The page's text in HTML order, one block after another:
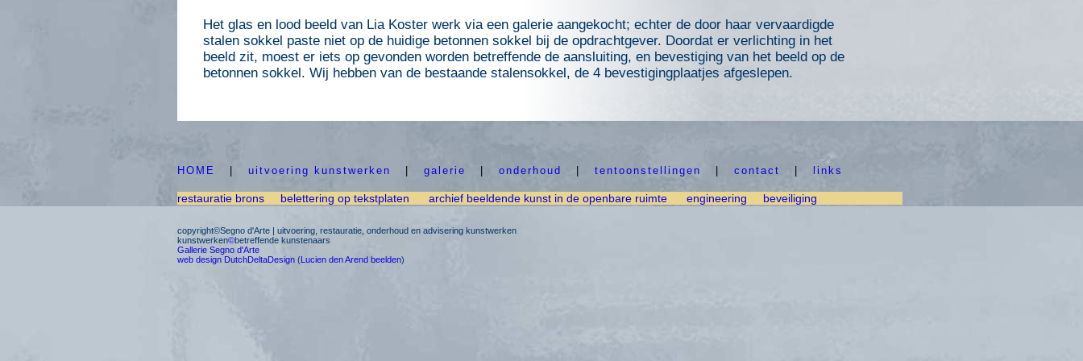
Het glas en lood beeld van Lia Koster werk via een galerie aangekocht; echter de door haar vervaardigde
stalen sokkel paste niet op de huidige betonnen sokkel bij de opdrachtgever. Doordat er verlichting in het
beeld zit, moest er iets op gevonden worden betreffende de aansluiting, en bevestiging van het beeld op de
betonnen sokkel. Wij hebben van de bestaande stalensokkel, de 4 bevestigingplaatjes afgeslepen.
HOME uitvoering kunstwerken galerie onderhoud tentoonstellingen contact links
restauratie brons belettering op tekstplaten archief beeldende kunst in de openbare ruimte engineering beveiliging
copyright©Segno d'Arte | uitvoering, restauratie, onderhoud en advisering kunstwerken
kunstwerken©betreffende kunstenaars
Gallerie Segno d'Arte
web design DutchDeltaDesign (Lucien den Arend beelden)